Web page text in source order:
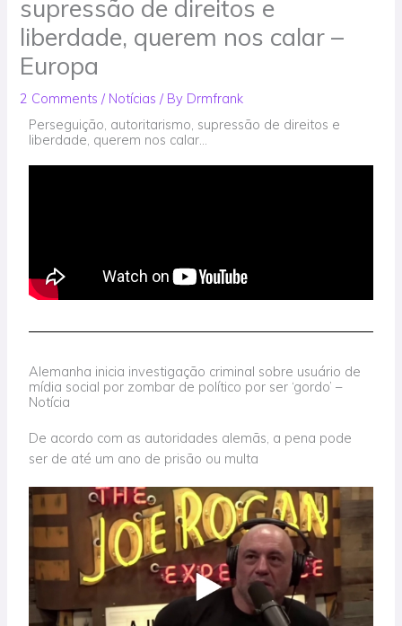
supressão de direitos e
liberdade, querem nos calar –
Europa
2 Comments / Notícias / By Drmfrank
Perseguição, autoritarismo, supressão de direitos e
liberdade, querem nos calar...
Alemanha inicia investigação criminal sobre usuário de
mídia social por zombar de político por ser ‘gordo’ –
Notícia
De acordo com as autoridades alemãs, a pena pode
ser de até um ano de prisão ou multa